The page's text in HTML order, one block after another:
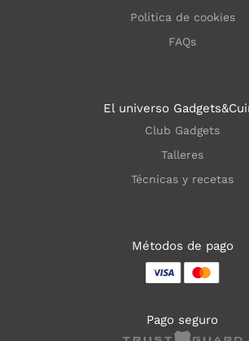
Política de cookies
FAQs
El universo
Club Gadgets
Talleres
Técnicas y recetas
Métodos de pago
Pago seguro